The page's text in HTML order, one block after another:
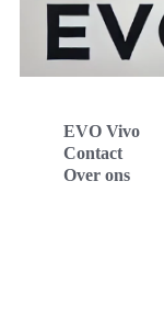
EVO Vivo
Contact
Over ons